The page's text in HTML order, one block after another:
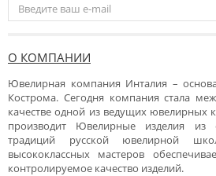
О КОМПАНИИ
Ювелирная компания Инталия –
Кострома. Сегодня компания стала
качестве одной из ведущих ювелирных
производит Ювелирные изделия из
традиций русской ювелирной
высококлассных мастеров
контролируемое качество изделий.